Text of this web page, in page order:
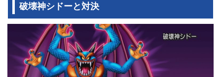
破壊神シドーと対決